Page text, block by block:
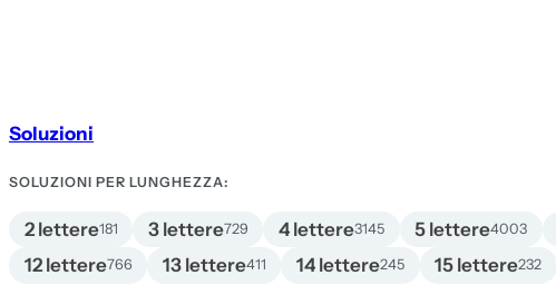
Soluzioni
SOLUZIONI PER LUNGHEZZA:
2 lettere181 3 lettere729 4 lettere3145 5 lettere4003
12 lettere766 13 lettere411 14 lettere245 15 lettere232